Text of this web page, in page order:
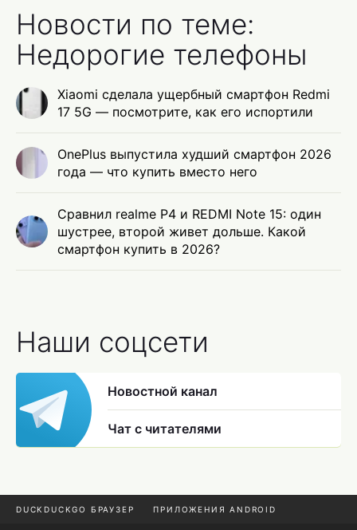
Новости по теме:
Недорогие телефоны
Xiaomi сделала ущербный смартфон Redmi
17 5G — посмотрите, как его испортили
OnePlus выпустила худший смартфон 2026
года — что купить вместо него
Сравнил realme P4 и REDMI Note 15: один
шустрее, второй живет дольше. Какой
смартфон купить в 2026?
Наши соцсети
Новостной канал
Чат с читателями
DUCKDUCKGO БРАУЗЕР ПРИЛОЖЕНИЯ ANDROID